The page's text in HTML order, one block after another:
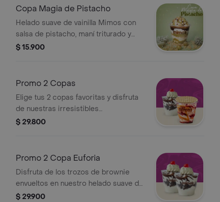
Copa Magia de Pistacho
Helado suave de vainilla Mimos con
salsa de pistacho, maní triturado y
crema chantilly. (Puede contener
$ 15.900
Promo 2 Copas
Elige tus 2 copas favoritas y disfruta
de nuestras irresistibles
combinaciones
$ 29.800
Promo 2 Copa Euforia
Disfruta de los trozos de brownie
envueltos en nuestro helado suave de
vainilla, con un toque de salsa de
$ 29.900